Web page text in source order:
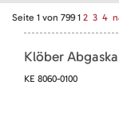
Seite 1 von 799 1 2 3 4
Klöber
KE 8060-0100